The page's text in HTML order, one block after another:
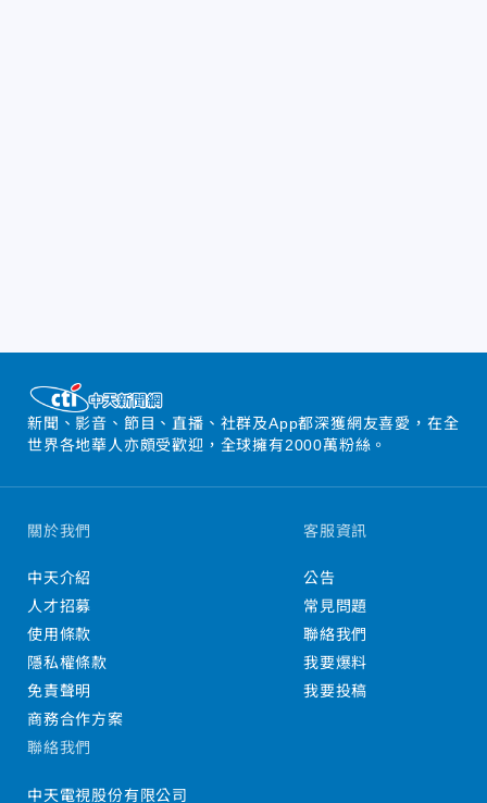
新聞、影音、節目、直播、社群及App都深獲網友喜愛，在全
世界各地華人亦頗受歡迎，全球擁有2000萬粉絲。
關於我們
中天介紹
人才招募
使用條款
隱私權條款
免責聲明
商務合作方案
客服資訊
公告
常見問題
聯絡我們
我要爆料
我要投稿
聯絡我們
中天電視股份有限公司